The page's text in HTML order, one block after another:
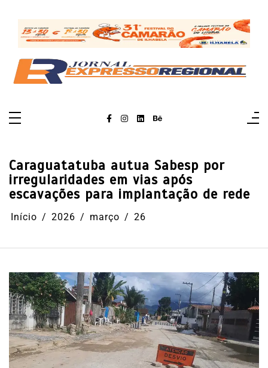
conteúdo
Caraguatatuba autua Sabesp por
irregularidades em vias após
escavações para implantação de rede
Início 2026 março 26